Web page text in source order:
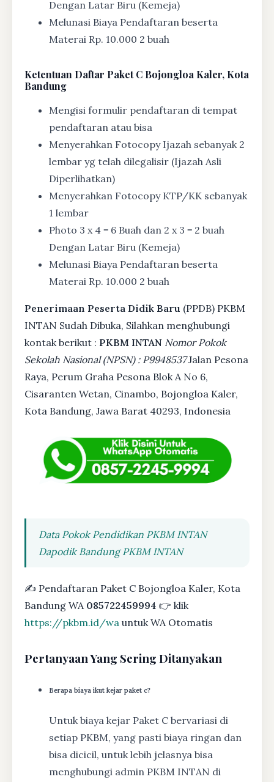
Dengan Latar Biru (Kemeja)
Melunasi Biaya Pendaftaran beserta
Materai Rp. 10.000 2 buah
Ketentuan Daftar Paket C Bojongloa Kaler, Kota
Bandung
Mengisi formulir pendaftaran di tempat
pendaftaran atau bisa
Menyerahkan Fotocopy Ijazah sebanyak 2
lembar yg telah dilegalisir (Ijazah Asli
Diperlihatkan)
Menyerahkan Fotocopy KTP/KK sebanyak
1 lembar
Photo 3 x 4 = 6 Buah dan 2 x 3 = 2 buah
Dengan Latar Biru (Kemeja)
Melunasi Biaya Pendaftaran beserta
Materai Rp. 10.000 2 buah
Penerimaan Peserta Didik Baru (PPDB) PKBM
INTAN Sudah Dibuka, Silahkan menghubungi
kontak berikut : PKBM INTAN Nomor Pokok
Sekolah Nasional (NPSN) : P9948537Jalan Pesona
Raya, Perum Graha Pesona Blok A No 6,
Cisaranten Wetan, Cinambo, Bojongloa Kaler,
Kota Bandung, Jawa Barat 40293, Indonesia
Data Pokok Pendidikan PKBM INTAN
Dapodik Bandung PKBM INTAN
✍ Pendaftaran Paket C Bojongloa Kaler, Kota
Bandung WA 085722459994 👉 klik
https://pkbm.id/wa untuk WA Otomatis
Pertanyaan Yang Sering Ditanyakan
Berapa biaya ikut kejar paket c?
Untuk biaya kejar Paket C bervariasi di
setiap PKBM, yang pasti biaya ringan dan
bisa dicicil, untuk lebih jelasnya bisa
menghubungi admin PKBM INTAN di